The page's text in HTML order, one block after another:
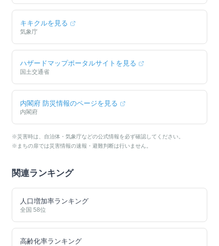
キキクルを見る
気象庁
ハザードマップポータルサイトを見る
国土交通省
内閣府 防災情報のページを見る
内閣府
※災害時は、自治体・気象庁などの公式情報を必ず確認してください。
※まちの扉では災害情報の速報・避難判断は行いません。
関連ランキング
人口増加率ランキング
全国 58位
高齢化率ランキング